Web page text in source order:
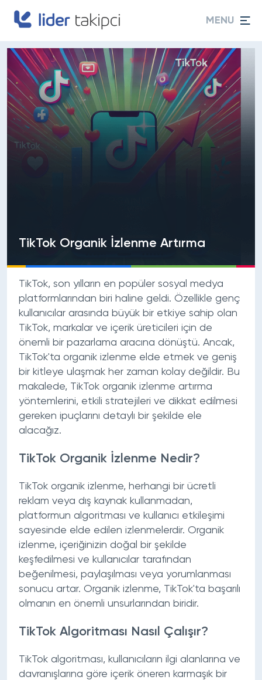
MENU
TikTok Organik İzlenme Artırma
TikTok, son yılların en popüler sosyal medya
platformlarından biri haline geldi. Özellikle genç
kullanıcılar arasında büyük bir etkiye sahip olan
TikTok, markalar ve içerik üreticileri için de
önemli bir pazarlama aracına dönüştü. Ancak,
TikTok'ta organik izlenme elde etmek ve geniş
bir kitleye ulaşmak her zaman kolay değildir. Bu
makalede, TikTok organik izlenme artırma
yöntemlerini, etkili stratejileri ve dikkat edilmesi
gereken ipuçlarını detaylı bir şekilde ele
alacağız.
TikTok Organik İzlenme Nedir?
TikTok organik izlenme, herhangi bir ücretli
reklam veya dış kaynak kullanmadan,
platformun algoritması ve kullanıcı etkileşimi
sayesinde elde edilen izlenmelerdir. Organik
izlenme, içeriğinizin doğal bir şekilde
keşfedilmesi ve kullanıcılar tarafından
beğenilmesi, paylaşılması veya yorumlanması
sonucu artar. Organik izlenme, TikTok'ta başarılı
olmanın en önemli unsurlarından biridir.
TikTok Algoritması Nasıl Çalışır?
TikTok algoritması, kullanıcıların ilgi alanlarına ve
davranışlarına göre içerik öneren karmaşık bir